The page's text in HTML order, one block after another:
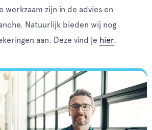
werkzaam zijn in de advies en
Natuurlijk bieden wij nog
aan. Deze vind je hier.